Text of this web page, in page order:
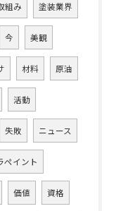
組み 塗装業界
今 美観
材料 原油
活動
失敗 ニュース
ペイント
価値 資格